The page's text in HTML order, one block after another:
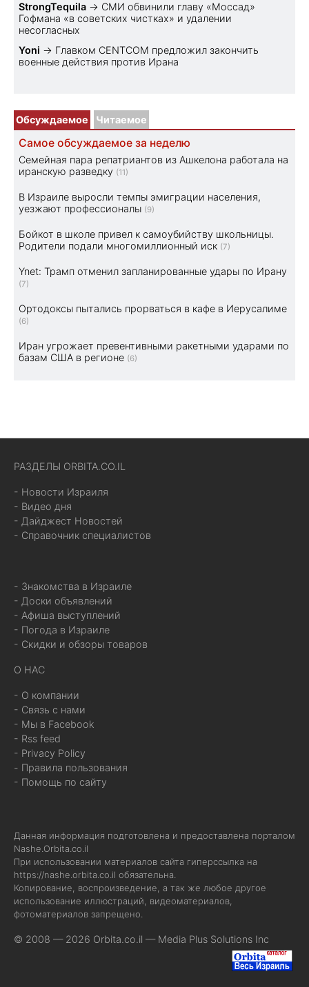
StrongTequila → СМИ обвинили главу «Моссад»
Гофмана «в советских чистках» и удалении
несогласных
Yoni → Главком CENTCOM предложил закончить
военные действия против Ирана
Обсуждаемое Читаемое
Самое обсуждаемое за неделю
Семейная пара репатриантов из Ашкелона работала на
иранскую разведку (11)
В Израиле выросли темпы эмиграции населения,
уезжают профессионалы (9)
Бойкот в школе привел к самоубийству школьницы.
Родители подали многомиллионный иск (7)
Ynet: Трамп отменил запланированные удары по Ирану
(7)
Ортодоксы пытались прорваться в кафе в Иерусалиме
(6)
Иран угрожает превентивными ракетными ударами по
базам США в регионе (6)
РАЗДЕЛЫ ORBITA.CO.IL
- Новости Израиля
- Видео дня
- Дайджест Новостей
- Справочник специалистов
- Знакомства в Израиле
- Доски объявлений
- Афиша выступлений
- Погода в Израиле
- Скидки и обзоры товаров
О НАС
- О компании
- Связь с нами
- Мы в Facebook
- Rss feed
- Privacy Policy
- Правила пользования
- Помощь по сайту
Данная информация подготовлена и предоставлена порталом
Nashe.Orbita.co.il
При использовании материалов сайта гиперссылка на
https://nashe.orbita.co.il обязательна.
Копирование, воспроизведение, а так же любое другое
использование иллюстраций, видеоматериалов,
фотоматериалов запрещено.
© 2008 — 2026 Orbita.co.il — Media Plus Solutions Inc